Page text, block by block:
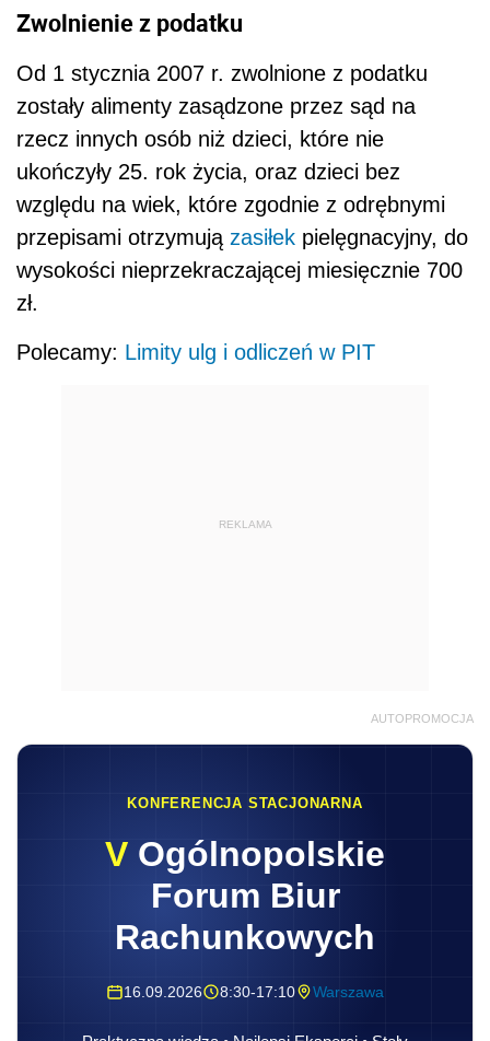
Zwolnienie z podatku
Od 1 stycznia 2007 r. zwolnione z podatku
zostały alimenty zasądzone przez sąd na
rzecz innych osób niż dzieci, które nie
ukończyły 25. rok życia, oraz dzieci bez
względu na wiek, które zgodnie z odrębnymi
przepisami otrzymują zasiłek pielęgnacyjny, do
wysokości nieprzekraczającej miesięcznie 700
zł.
Polecamy: Limity ulg i odliczeń w PIT
REKLAMA
AUTOPROMOCJA
KONFERENCJA STACJONARNA
V Ogólnopolskie
Forum Biur
Rachunkowych
16.09.2026 8:30-17:10 Warszawa